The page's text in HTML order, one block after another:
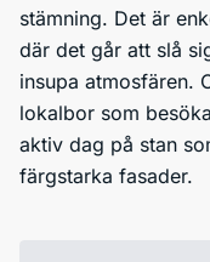
stämning. Det är
där det går att slå
insupa atmosfären.
lokalbor som
aktiv dag på stan
färgstarka fasader.